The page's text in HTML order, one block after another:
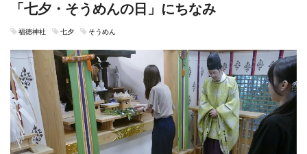
「七夕・そうめんの日」にちなみ
福徳神社 七夕 そうめん